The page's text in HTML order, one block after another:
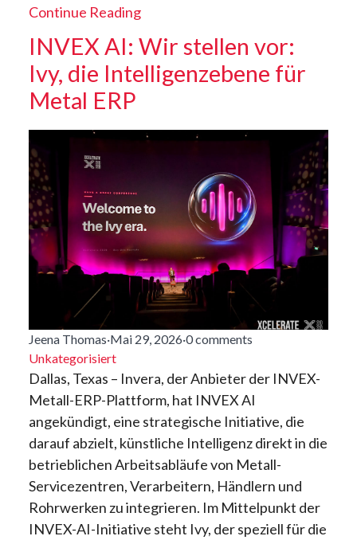
Continue Reading
INVEX AI: Wir stellen vor:
Ivy, die Intelligenzebene für
Metal ERP
Jeena Thomas·Mai 29, 2026·0 comments
Unkategorisiert
Dallas, Texas – Invera, der Anbieter der INVEX-
Metall-ERP-Plattform, hat INVEX AI
angekündigt, eine strategische Initiative, die
darauf abzielt, künstliche Intelligenz direkt in die
betrieblichen Arbeitsabläufe von Metall-
Servicezentren, Verarbeitern, Händlern und
Rohrwerken zu integrieren. Im Mittelpunkt der
INVEX-AI-Initiative steht Ivy, der speziell für die